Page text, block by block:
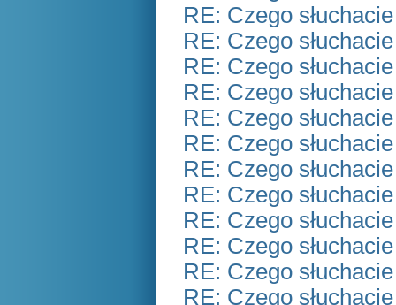
RE: Czego
RE: Czego
RE: Czego
RE: Czego
RE: Czego
RE: Czego
RE: Czego
RE: Czego
RE: Czego
RE: Czego
RE: Czego
RE: Czego